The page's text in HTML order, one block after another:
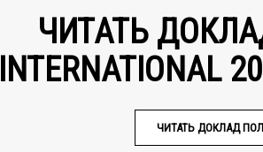
ЧИТАТЬ
INTERNATIONAL
ЧИТАТЬ ДОКЛАД